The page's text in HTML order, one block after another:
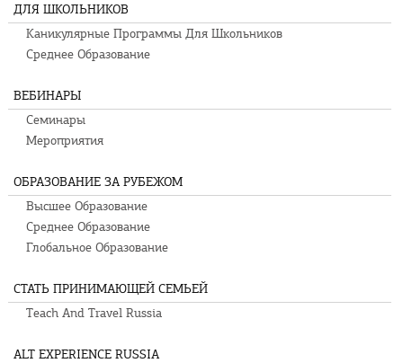
ДЛЯ ШКОЛЬНИКОВ
Каникулярные Программы Для Школьников
Среднее Образование
ВЕБИНАРЫ
Семинары
Мероприятия
ОБРАЗОВАНИЕ ЗА РУБЕЖОМ
Высшее Образование
Среднее Образование
Глобальное Образование
СТАТЬ ПРИНИМАЮЩЕЙ СЕМЬЕЙ
Teach And Travel Russia
ALT EXPERIENCE RUSSIA